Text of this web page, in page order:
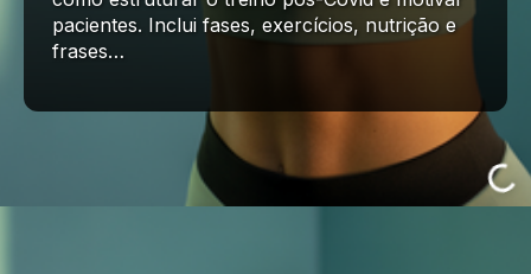
pacientes. Inclui fases, exercícios, nutrição e
frases…